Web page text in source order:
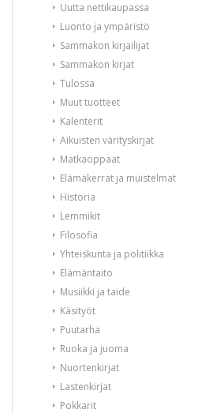
Uutta nettikaupassa
Luonto ja ympäristö
Sammakon kirjailijat
Sammakon kirjat
Tulossa
Muut tuotteet
Kalenterit
Aikuisten värityskirjat
Matkaoppaat
Elämäkerrat ja muistelmat
Historia
Lemmikit
Filosofia
Yhteiskunta ja politiikka
Elämäntaito
Musiikki ja taide
Käsityöt
Puutarha
Ruoka ja juoma
Nuortenkirjat
Lastenkirjat
Pokkarit